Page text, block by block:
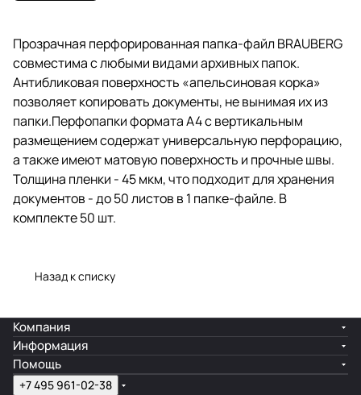
швы. Толщина пленки - 45 мкм,
что подходит для хранения
документов - до 50 листов в 1
папке-файле. В комплекте 50 шт.
Прозрачная перфорированная папка-файл BRAUBERG
совместима с любыми видами архивных папок.
Антибликовая поверхность «апельсиновая корка»
позволяет копировать документы, не вынимая их из
папки.Перфопапки формата А4 с вертикальным
размещением содержат универсальную перфорацию,
а также имеют матовую поверхность и прочные швы.
Толщина пленки - 45 мкм, что подходит для хранения
документов - до 50 листов в 1 папке-файле. В
комплекте 50 шт.
Назад к списку
Компания
Информация
Помощь
+7 495 961-02-38